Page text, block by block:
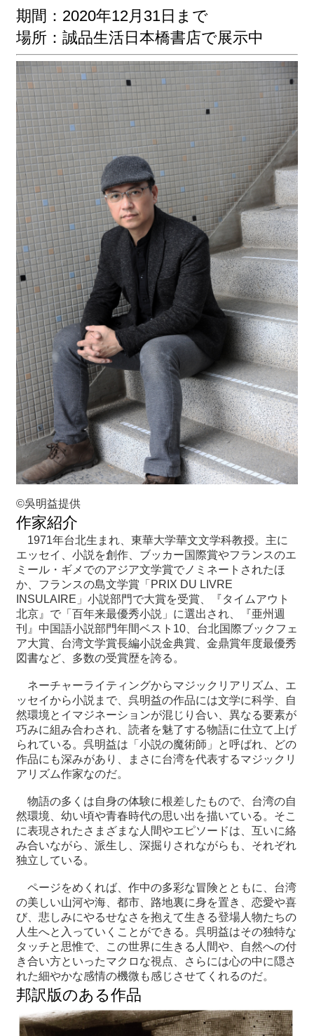
事
湾
の
本
関
連
リ
ン
ク
ホ
ー
ム
サ
イ
ト
マ
ッ
プ
期間：2020年12月31日まで
場所：誠品生活日本橋書店で展示中
©吳明益提供
作家紹介
1971年台北生まれ、東華大学華文文学科教授。主に
エッセイ、小説を創作、ブッカー国際賞やフランスのエ
ミール・ギメでのアジア文学賞でノミネートされたほ
か、フランスの島文学賞「PRIX DU LIVRE
INSULAIRE」小説部門で大賞を受賞、『タイムアウト
北京』で「百年来最優秀小説」に選出され、『亜州週
刊』中国語小説部門年間ベスト10、台北国際ブックフェ
ア大賞、台湾文学賞長編小説金典賞、金鼎賞年度最優秀
図書など、多数の受賞歴を誇る。
ネーチャーライティングからマジックリアリズム、エ
ッセイから小説まで、呉明益の作品には文学に科学、自
然環境とイマジネーションが混じり合い、異なる要素が
巧みに組み合わされ、読者を魅了する物語に仕立て上げ
られている。呉明益は「小説の魔術師」と呼ばれ、どの
作品にも深みがあり、まさに台湾を代表するマジックリ
アリズム作家なのだ。
物語の多くは自身の体験に根差したもので、台湾の自
然環境、幼い頃や青春時代の思い出を描いている。そこ
に表現されたさまざまな人間やエピソードは、互いに絡
み合いながら、派生し、深掘りされながらも、それぞれ
独立している。
ページをめくれば、作中の多彩な冒険とともに、台湾
の美しい山河や海、都市、路地裏に身を置き、恋愛や喜
び、悲しみにやるせなさを抱えて生きる登場人物たちの
人生へと入っていくことができる。呉明益はその独特な
タッチと思惟で、この世界に生きる人間や、自然への付
き合い方といったマクロな視点、さらには心の中に隠さ
れた細やかな感情の機微も感じさせてくれるのだ。
邦訳版のある作品